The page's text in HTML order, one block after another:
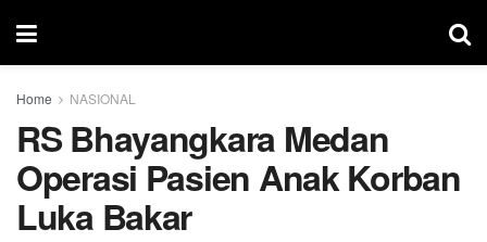
Home NASIONAL
RS Bhayangkara Medan
Operasi Pasien Anak Korban
Luka Bakar